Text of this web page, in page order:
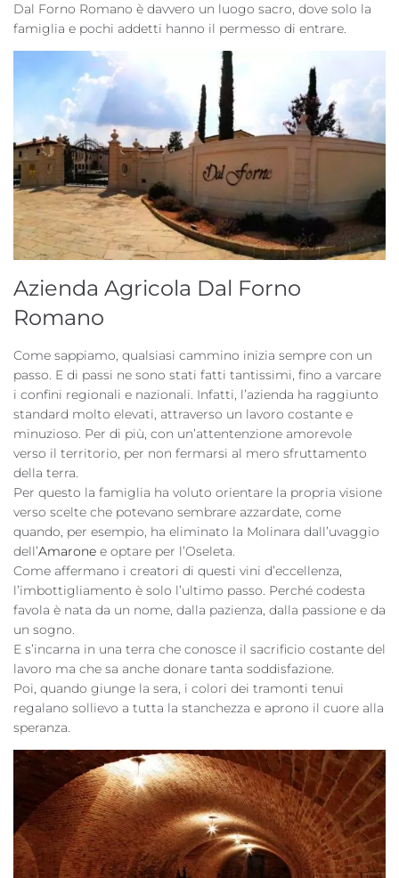
Dal Forno Romano è davvero un luogo sacro, dove solo la
famiglia e pochi addetti hanno il permesso di entrare.
Azienda Agricola Dal Forno
Romano
Come sappiamo, qualsiasi cammino inizia sempre con un
passo. E di passi ne sono stati fatti tantissimi, fino a varcare
i confini regionali e nazionali. Infatti, l’azienda ha raggiunto
standard molto elevati, attraverso un lavoro costante e
minuzioso. Per di più, con un’attentenzione amorevole
verso il territorio, per non fermarsi al mero sfruttamento
della terra.
Per questo la famiglia ha voluto orientare la propria visione
verso scelte che potevano sembrare azzardate, come
quando, per esempio, ha eliminato la Molinara dall’uvaggio
dell’Amarone e optare per l’Oseleta.
Come affermano i creatori di questi vini d’eccellenza,
l’imbottigliamento è solo l’ultimo passo. Perché codesta
favola è nata da un nome, dalla pazienza, dalla passione e da
un sogno.
E s’incarna in una terra che conosce il sacrificio costante del
lavoro ma che sa anche donare tanta soddisfazione.
Poi, quando giunge la sera, i colori dei tramonti tenui
regalano sollievo a tutta la stanchezza e aprono il cuore alla
speranza.